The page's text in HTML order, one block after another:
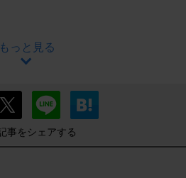
もっと見る
事をシェアする